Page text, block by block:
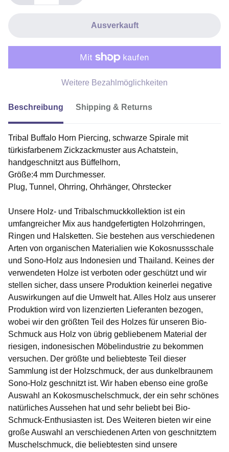
Ausverkauft
Weitere Bezahlmöglichkeiten
Beschreibung Shipping & Returns
Tribal Buffalo Horn Piercing, schwarze Spirale mit
türkisfarbenem Zickzackmuster aus Achatstein,
handgeschnitzt aus Büffelhorn,
Größe:4 mm Durchmesser.
Plug, Tunnel, Ohrring, Ohrhänger, Ohrstecker
Unsere Holz- und Tribalschmuckkollektion ist ein
umfangreicher Mix aus handgefertigten Holzohrringen,
Ringen und Halsketten. Sie bestehen aus verschiedenen
Arten von organischen Materialien wie Kokosnussschale
und Sono-Holz aus Indonesien und Thailand. Keines der
verwendeten Holze ist verboten oder geschützt und wir
stellen sicher, dass unsere Produktion keinerlei negative
Auswirkungen auf die Umwelt hat. Alles Holz aus unserer
Produktion wird von lizenzierten Lieferanten bezogen,
wobei wir den größten Teil des Holzes für unseren Bio-
Schmuck aus Holz von übrig gebliebenem Material der
riesigen, indonesischen Möbelindustrie zu bekommen
versuchen. Der größte und beliebteste Teil dieser
Sammlung ist der Holzschmuck, der aus dunkelbraunem
Sono-Holz geschnitzt ist. Wir haben ebenso eine große
Auswahl an Kokosmuschelschmuck, der ein sehr schönes
natürliches Aussehen hat und sehr beliebt bei Bio-
Schmuck-Enthusiasten ist. Des Weiteren bieten wir eine
große Auswahl an verschiedenen Arten von geschnitztem
Muschelschmuck, die beliebtesten sind unsere